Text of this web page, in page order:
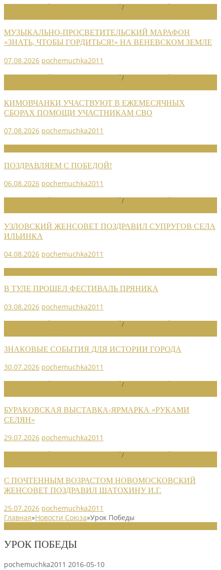
/
МУЗЫКАЛЬНО-ПРОСВЕТИТЕЛЬСКИЙ МАРАФОН
«ЗНАТЬ, ЧТОБЫ ГОРДИТЬСЯ!» НА ВЕНЕВСКОМ ЗЕМЛЕ
07.08.2026 pochemuchka2011
/
КИМОВЧАНКИ УЧАСТВУЮТ В ЕЖЕМЕСЯЧНЫХ
СБОРАХ ПОМОЩИ УЧАСТНИКАМ СВО
07.08.2026 pochemuchka2011
ПОЗДРАВЛЯЕМ С ПОБЕДОЙ!
06.08.2026 pochemuchka2011
/
УЗЛОВСКИЙ ЖЕНСОВЕТ ПОЗДРАВИЛ СУПРУГОВ СЕЛА
ИЛЬИНКА
04.08.2026 pochemuchka2011
В ТУЛЕ ПРОШЕЛ ФЕСТИВАЛЬ ПРЯНИКА
03.08.2026 pochemuchka2011
/
ЗНАКОВЫЕ СОБЫТИЯ ДЛЯ ИСТОРИИ ГОРОДА
30.07.2026 pochemuchka2011
/
БУРАКОВСКАЯ ВЫСТАВКА-ЯРМАРКА «РУКАМИ
СЕЛЯН»
29.07.2026 pochemuchka2011
/
С ПОЧТЕННЫМ ВОЗРАСТОМ НОВОМОСКОВСКИЙ
ЖЕНСОВЕТ ПОЗДРАВИЛ ШАТОХИНУ И.Г.
25.07.2026 pochemuchka2011
Главная»Новости Союза»Урок Победы
УРОК ПОБЕДЫ
pochemuchka2011 2016-05-10